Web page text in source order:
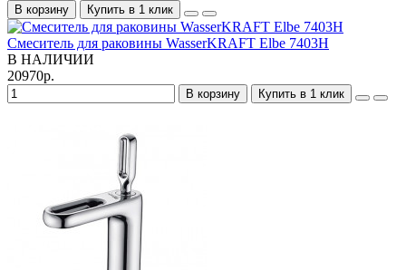
В корзину Купить в 1 клик
Смеситель для раковины WasserKRAFT Elbe 7403H
В НАЛИЧИИ
20970р.
В корзину Купить в 1 клик